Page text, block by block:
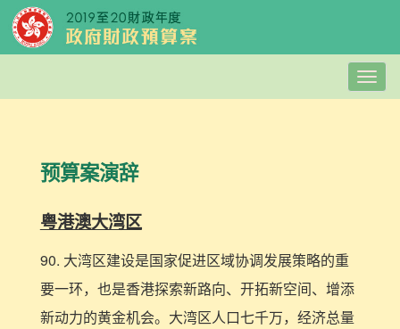
预算案演辞
粤港澳大湾区
90. 大湾区建设是国家促进区域协调发展策略的重
要一环，也是香港探索新路向、开拓新空间、增添
新动力的黄金机会。大湾区人口七千万，经济总量